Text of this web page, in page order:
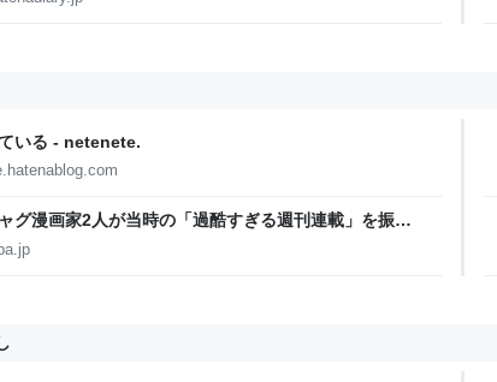
いる - netenete.
グ漫画家2人が当時の「過酷すぎる週刊連載」を振り
しても原稿は落とさない」ストイックな舞台裏 | 日刊